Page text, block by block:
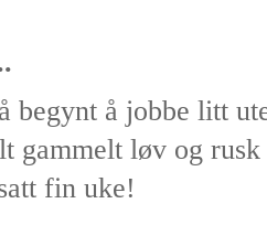
begynt å jobbe litt
gammelt løv og
fin uke!